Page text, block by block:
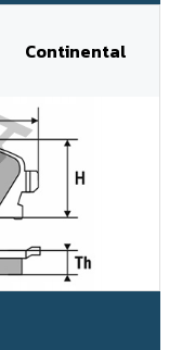
Continental